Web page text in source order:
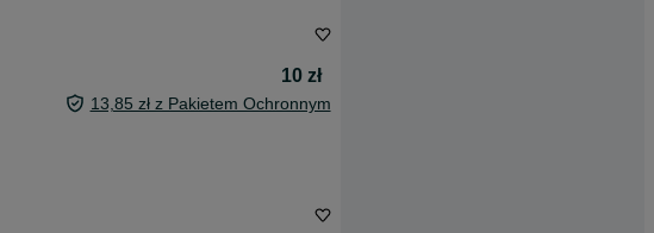
10 zł
13,85 zł z Pakietem Ochronnym